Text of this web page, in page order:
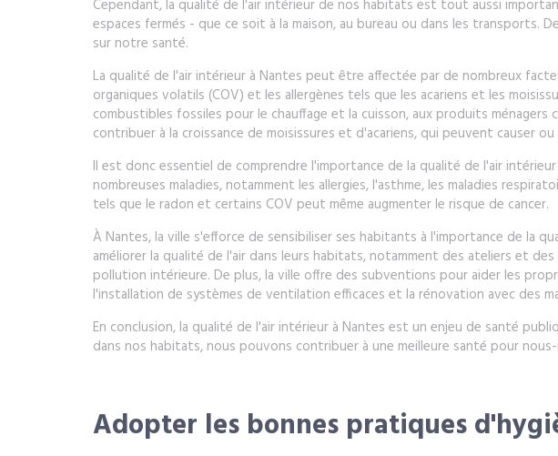
Cependant, la qualité de l'air intérieur de nos habitats est tout aussi
espaces fermés - que ce soit à la maison, au bureau ou dans les transports.
sur notre santé.
La qualité de l'air intérieur à Nantes peut être affectée par de nombreux
organiques volatils (COV) et les allergènes tels que les acariens et les
combustibles fossiles pour le chauffage et la cuisson, aux produits
contribuer à la croissance de moisissures et d'acariens, qui peuvent causer
Il est donc essentiel de comprendre l'importance de la qualité de l'air
nombreuses maladies, notamment les allergies, l'asthme, les maladies
tels que le radon et certains COV peut même augmenter le risque de cancer.
À Nantes, la ville s'efforce de sensibiliser ses habitants à l'importance de la
améliorer la qualité de l'air dans leurs habitats, notamment des ateliers et
pollution intérieure. De plus, la ville offre des subventions pour aider les
l'installation de systèmes de ventilation efficaces et la rénovation avec des
En conclusion, la qualité de l'air intérieur à Nantes est un enjeu de santé
dans nos habitats, nous pouvons contribuer à une meilleure santé pour
Adopter les bonnes pratiques